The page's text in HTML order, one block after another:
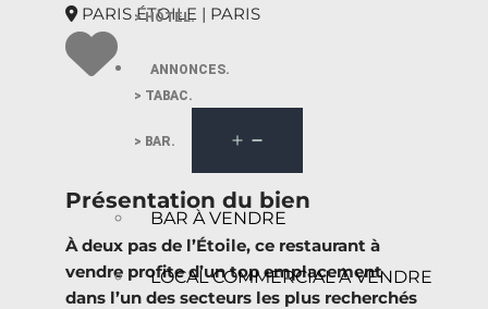
> HÔTEL.
ANNONCES.
> TABAC.
> BAR.
BAR À VENDRE
LOCAL COMMERCIAL À VENDRE
PARIS ÉTOILE | PARIS
Présentation du bien
À deux pas de l’Étoile, ce restaurant à
vendre profite d’un top emplacement
dans l’un des secteurs les plus recherchés